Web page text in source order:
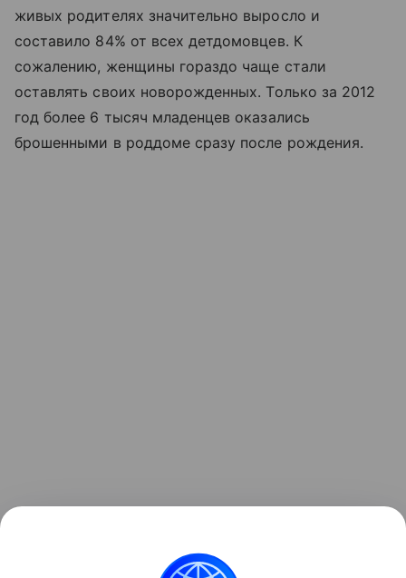
живых родителях значительно выросло и
составило 84% от всех детдомовцев. К
сожалению, женщины гораздо чаще стали
оставлять своих новорожденных. Только за 2012
год более 6 тысяч младенцев оказались
брошенными в роддоме сразу после рождения.
, необходимо «воспитывать»